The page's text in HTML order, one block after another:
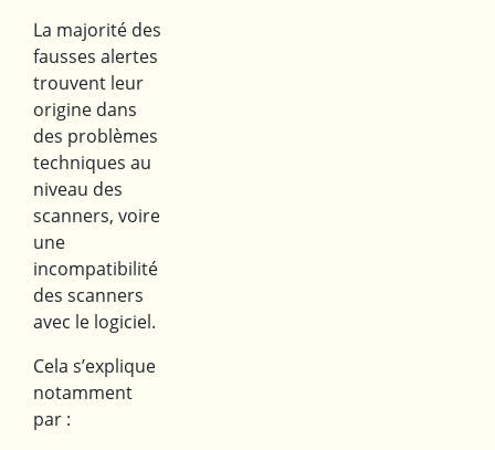
La majorité des
fausses alertes
trouvent leur
origine dans
des problèmes
techniques au
niveau des
scanners, voire
une
incompatibilité
des scanners
avec le logiciel.
Cela s’explique
notamment
par :